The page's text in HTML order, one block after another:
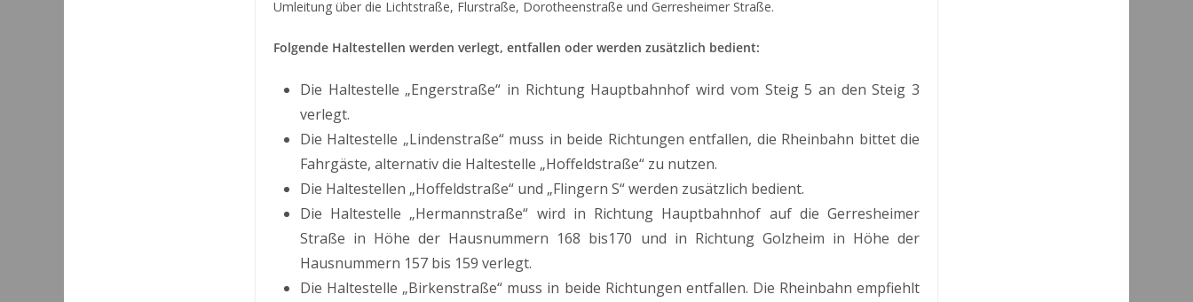
Umleitung über die Lichtstraße, Flurstraße, Dorotheenstraße und Gerresheimer Straße.
Folgende Haltestellen werden verlegt, entfallen oder werden zusätzlich bedient:
Die Haltestelle „Engerstraße“ in Richtung Hauptbahnhof wird vom Steig 5 an den Steig 3
verlegt.
Die Haltestelle „Lindenstraße“ muss in beide Richtungen entfallen, die Rheinbahn bittet die
Fahrgäste, alternativ die Haltestelle „Hoffeldstraße“ zu nutzen.
Die Haltestellen „Hoffeldstraße“ und „Flingern S“ werden zusätzlich bedient.
Die Haltestelle „Hermannstraße“ wird in Richtung Hauptbahnhof auf die Gerresheimer
Straße in Höhe der Hausnummern 168 bis170 und in Richtung Golzheim in Höhe der
Hausnummern 157 bis 159 verlegt.
Die Haltestelle „Birkenstraße“ muss in beide Richtungen entfallen. Die Rheinbahn empfiehlt